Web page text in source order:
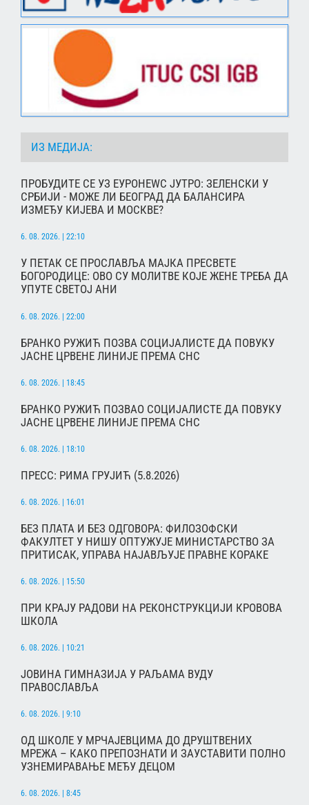
ИЗ МЕДИЈА:
ПРОБУДИТЕ СЕ УЗ ЕУРОНЕWС ЈУТРО: ЗЕЛЕНСКИ У
СРБИЈИ - МОЖЕ ЛИ БЕОГРАД ДА БАЛАНСИРА
ИЗМЕЂУ КИЈЕВА И МОСКВЕ?
6. 08. 2026. | 22:10
У ПЕТАК СЕ ПРОСЛАВЉА МАЈКА ПРЕСВЕТЕ
БОГОРОДИЦЕ: ОВО СУ МОЛИТВЕ КОЈЕ ЖЕНЕ ТРЕБА ДА
УПУТЕ СВЕТОЈ АНИ
6. 08. 2026. | 22:00
БРАНКО РУЖИЋ ПОЗВА СОЦИЈАЛИСТЕ ДА ПОВУКУ
ЈАСНЕ ЦРВЕНЕ ЛИНИЈЕ ПРЕМА СНС
6. 08. 2026. | 18:45
БРАНКО РУЖИЋ ПОЗВАО СОЦИЈАЛИСТЕ ДА ПОВУКУ
ЈАСНЕ ЦРВЕНЕ ЛИНИЈЕ ПРЕМА СНС
6. 08. 2026. | 18:10
ПРЕСС: РИМА ГРУЈИЋ (5.8.2026)
6. 08. 2026. | 16:01
БЕЗ ПЛАТА И БЕЗ ОДГОВОРА: ФИЛОЗОФСКИ
ФАКУЛТЕТ У НИШУ ОПТУЖУЈЕ МИНИСТАРСТВО ЗА
ПРИТИСАК, УПРАВА НАЈАВЉУЈЕ ПРАВНЕ КОРАКЕ
6. 08. 2026. | 15:50
ПРИ КРАЈУ РАДОВИ НА РЕКОНСТРУКЦИЈИ КРОВОВА
ШКОЛА
6. 08. 2026. | 10:21
ЈОВИНА ГИМНАЗИЈА У РАЉАМА ВУДУ
ПРАВОСЛАВЉА
6. 08. 2026. | 9:10
ОД ШКОЛЕ У МРЧАЈЕВЦИМА ДО ДРУШТВЕНИХ
МРЕЖА – КАКО ПРЕПОЗНАТИ И ЗАУСТАВИТИ ПОЛНО
УЗНЕМИРАВАЊЕ МЕЂУ ДЕЦОМ
6. 08. 2026. | 8:45